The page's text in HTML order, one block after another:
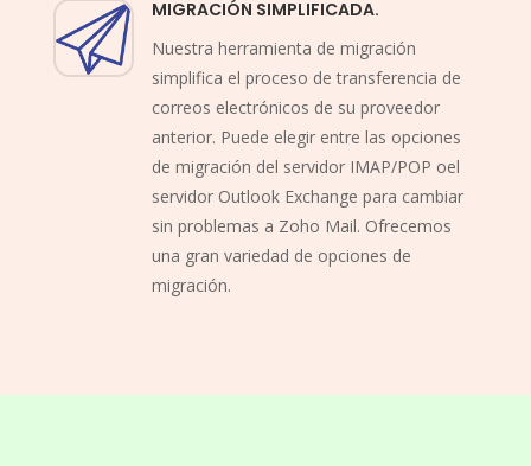
MIGRACIÓN SIMPLIFICADA.
Nuestra herramienta de migración
simplifica el proceso de transferencia de
correos electrónicos de su proveedor
anterior. Puede elegir entre las opciones
de migración del servidor IMAP/POP oel
servidor Outlook Exchange para cambiar
sin problemas a Zoho Mail. Ofrecemos
una gran variedad de opciones de
migración.